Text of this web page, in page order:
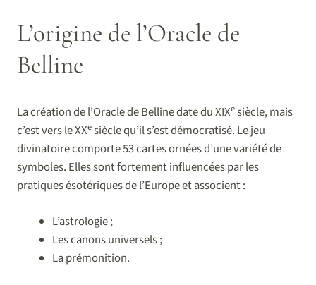
L’origine de l’Oracle de
Belline
La création de l’Oracle de Belline date du XIXesiècle, mais
c’est vers le XXesiècle qu’il s’est démocratisé. Le jeu
divinatoire comporte 53 cartes ornées d’une variété de
symboles. Elles sont fortement influencées par les
pratiques ésotériques de l’Europe et associent :
L’astrologie ;
Les canons universels ;
La prémonition.